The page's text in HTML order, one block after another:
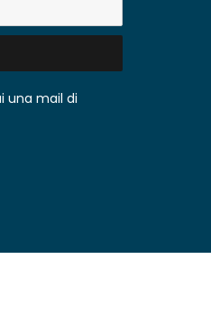
una mail di